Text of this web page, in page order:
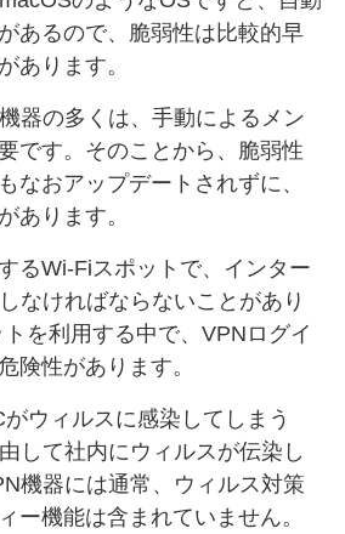
あるので、脆弱性は比較的早
あります。
器の多くは、手動によるメン
です。そのことから、脆弱性
なおアップデートされずに、
あります。
るWi-Fiスポットで、インター
なければならないことがあり
を利用する中で、VPNログイ
険性があります。
ウィルスに感染してしまう
して社内にウィルスが伝染し
機器には通常、ウィルス対策
ー機能は含まれていません。